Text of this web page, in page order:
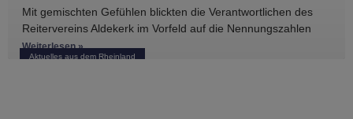
Aktuelles aus dem Rheinland
Mit gemischten Gefühlen blickten die Verantwortlichen des
Reitervereins Aldekerk im Vorfeld auf die Nennungszahlen
vergleichbarer Turniere in der näheren Umgebung. Umso
größer war die
Weiterlesen »